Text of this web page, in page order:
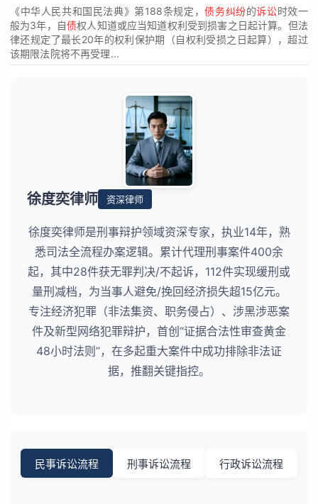
《中华人民共和国民法典》第188条规定，债务纠纷的诉讼时效一
般为3年，自债权人知道或应当知道权利受到损害之日起计算。但法
律还规定了最长20年的权利保护期（自权利受损之日起算），超过
该期限法院将不再受理...
徐度奕律师 资深律师
徐度奕律师是刑事辩护领域资深专家，执业14年，熟
悉司法全流程办案逻辑。累计代理刑事案件400余
起，其中28件获无罪判决/不起诉，112件实现缓刑或
量刑减档，为当事人避免/挽回经济损失超15亿元。
专注经济犯罪（非法集资、职务侵占）、涉黑涉恶案
件及新型网络犯罪辩护，首创“证据合法性审查黄金
48小时法则”，在多起重大案件中成功排除非法证
据，推翻关键指控。
民事诉讼流程 刑事诉讼流程 行政诉讼流程